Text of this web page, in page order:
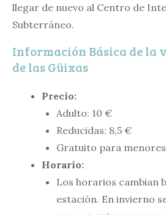
llegar de nuevo al Centro de
Subterráneo.
Información Básica de la
de las Güixas
Precio:
Adulto: 10 €
Reducidas: 8,5 €
Gratuito para menores
Horario:
Los horarios cambian
estación. En invierno